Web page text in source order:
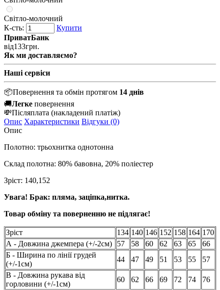
Світло-молочний
К-сть:
Купити
ПриватБанк
від133грн.
Як ми доставляємо?
Наші сервіси
📦Повернення та обмін протягом 14 днів
🚚Легке повернення
💸Післяплата (накладений платіж)
Опис Характеристики Відгуки (0)
Опис
Полотно: трьохнитка однотонна
Склад полотна: 80% бавовна, 20% поліестер
Зріст: 140,152
Увага! Брак: пляма, заціпка,нитка.
Товар обміну та поверненню не підлягає!
Зріст 134 140 146 152 158 164 170
А - Довжина джемпера (+/-2см)
57 58 60 62 63 65
66
Б - Ширина по лінії грудей
(+/-1см)
44 47 49 51 53 55
57
В - Довжина рукава від
горловини (+/-1см)
60 62 66 69 72 74
76